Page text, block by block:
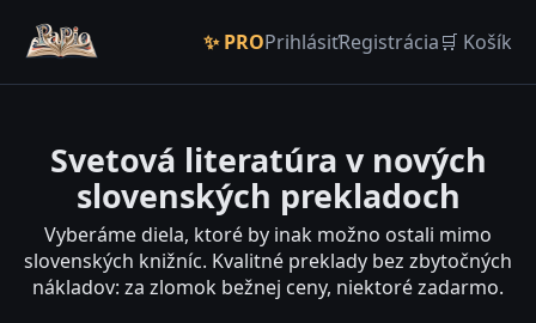
✨ PROPrihlásiťRegistrácia🛒 Košík
Svetová literatúra v nových
slovenských prekladoch
Vyberáme diela, ktoré by inak možno ostali mimo
slovenských knižníc. Kvalitné preklady bez zbytočných
nákladov: za zlomok bežnej ceny, niektoré zadarmo.